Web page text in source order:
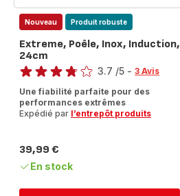
Nouveau Produit robuste
Extreme, Poêle, Inox, Induction,
24cm
Note
3.7 /5 - 3 Avis
Une fiabilité parfaite pour des
performances extrêmes
Expédié par l’entrepôt produits
Prix
39,99 €
En stock